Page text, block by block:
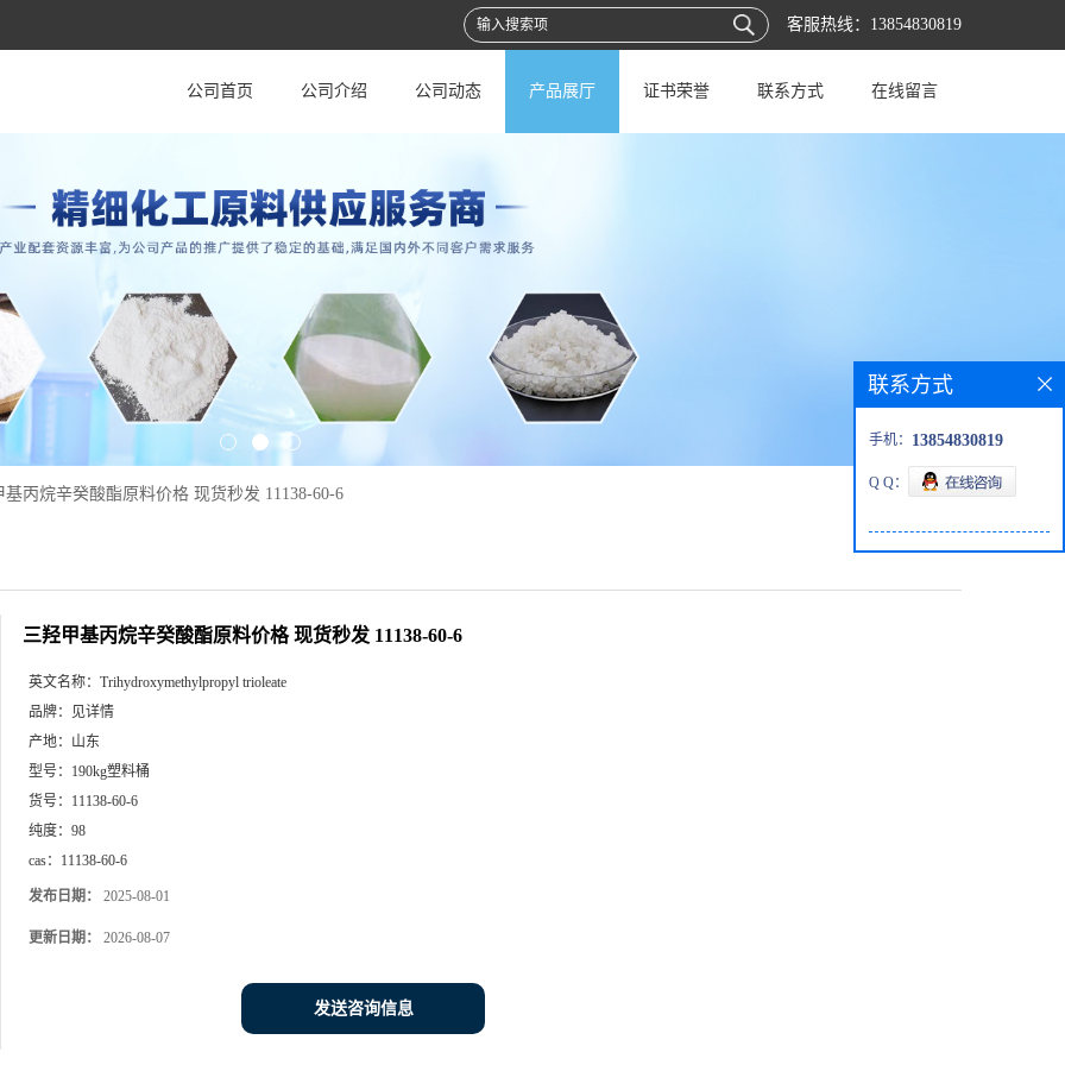
客服热线： 13854830819
公司首页 公司介绍 公司动态 产品展厅 证书荣誉 联系方式 在线留言
基丙烷辛癸酸酯原料价格 现货秒发 11138-60-6
三羟甲基丙烷辛癸酸酯原料价格 现货秒发 11138-60-6
英文名称： Trihydroxymethylpropyl trioleate
品牌：
见详情
产地： 山东
型号： 190kg塑料桶
货号： 11138-60-6
纯度： 98
cas： 11138-60-6
发布日期： 2025-08-01
更新日期： 2026-08-07
发送咨询信息
联系方式
手机： 13854830819
Q Q：